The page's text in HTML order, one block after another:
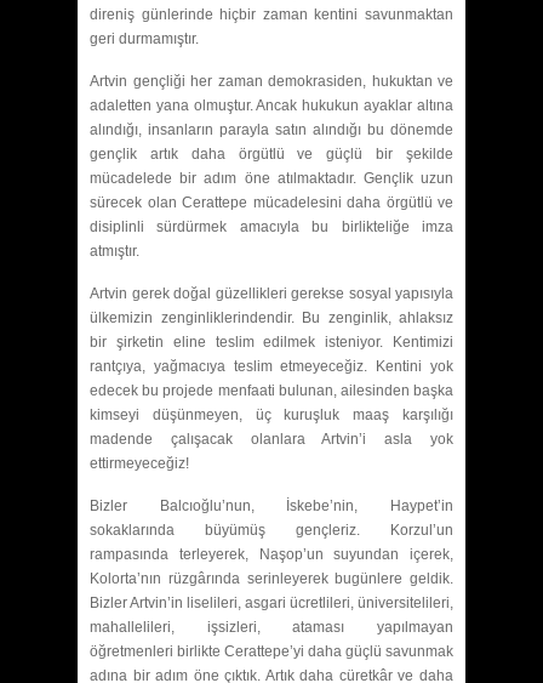
direniş günlerinde hiçbir zaman kentini savunmaktan
geri durmamıştır.
Artvin gençliği her zaman demokrasiden, hukuktan ve
adaletten yana olmuştur. Ancak hukukun ayaklar altına
alındığı, insanların parayla satın alındığı bu dönemde
gençlik artık daha örgütlü ve güçlü bir şekilde
mücadelede bir adım öne atılmaktadır. Gençlik uzun
sürecek olan Cerattepe mücadelesini daha örgütlü ve
disiplinli sürdürmek amacıyla bu birlikteliğe imza
atmıştır.
Artvin gerek doğal güzellikleri gerekse sosyal yapısıyla
ülkemizin zenginliklerindendir. Bu zenginlik, ahlaksız
bir şirketin eline teslim edilmek isteniyor. Kentimizi
rantçıya, yağmacıya teslim etmeyeceğiz. Kentini yok
edecek bu projede menfaati bulunan, ailesinden başka
kimseyi düşünmeyen, üç kuruşluk maaş karşılığı
madende çalışacak olanlara Artvin’i asla yok
ettirmeyeceğiz!
Bizler Balcıoğlu’nun, İskebe’nin, Haypet’in
sokaklarında büyümüş gençleriz. Korzul’un
rampasında terleyerek, Naşop’un suyundan içerek,
Kolorta’nın rüzgârında serinleyerek bugünlere geldik.
Bizler Artvin’in liselileri, asgari ücretlileri, üniversitelileri,
mahallelileri, işsizleri, ataması yapılmayan
öğretmenleri birlikte Cerattepe’yi daha güçlü savunmak
adına bir adım öne çıktık. Artık daha cüretkâr ve daha